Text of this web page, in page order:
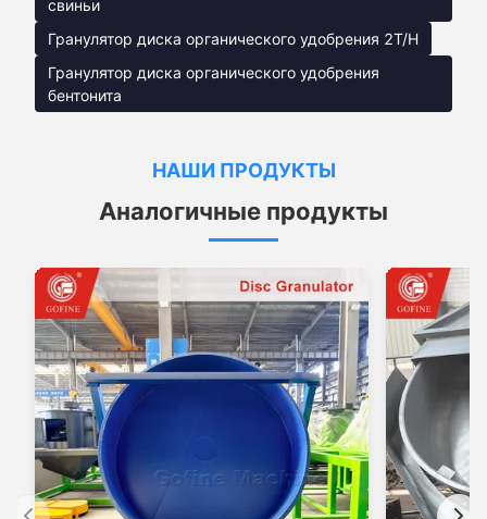
свиньи
Гранулятор диска органического удобрения 2T/H
Гранулятор диска органического удобрения
бентонита
НАШИ ПРОДУКТЫ
Аналогичные продукты